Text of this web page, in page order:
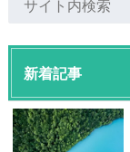
新着記事